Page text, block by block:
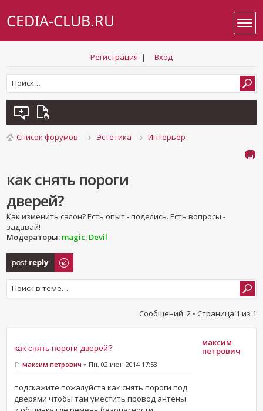
CEDIA-CLUB.RU
Регистрация | Вход
Список форумов Эстетика Интерьер
как снять пороги
дверей?
Как изменить салон? Есть опыт - поделись. Есть вопросы -
задавай!
Модераторы: magic, Devil
Ответить
Сообщений: 2 • Страница 1 из 1
как снять пороги дверей?
максим петрович » Пн, 02 июн 2014 17:53
подскажите пожалуйста как снять пороги под
дверями чтобы там уместить провод антены
максим
петрович